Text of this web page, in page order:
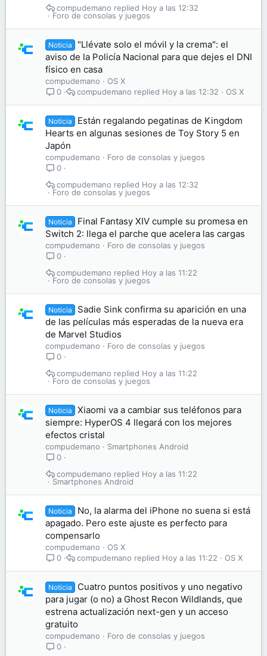
Foro de consolas y juegos
Hoy a las 12:32
compudemano
Noticia
"Llévate solo el móvil y la crema": el
aviso de la Policía Nacional para que dejes el DNI
físico en casa
compudemano
OS X
0
OS X
Hoy a las 12:32
compudemano
Noticia
Están regalando pegatinas de Kingdom
Hearts en algunas sesiones de Toy Story 5 en
Japón
compudemano
Foro de consolas y juegos
0
Foro de consolas y juegos
Hoy a las 12:32
compudemano
Noticia
Final Fantasy XIV cumple su promesa en
Switch 2: llega el parche que acelera las cargas
compudemano
Foro de consolas y juegos
0
Foro de consolas y juegos
Hoy a las 11:22
compudemano
Noticia
Sadie Sink confirma su aparición en una
de las películas más esperadas de la nueva era
de Marvel Studios
compudemano
Foro de consolas y juegos
0
Foro de consolas y juegos
Hoy a las 11:22
compudemano
Noticia
Xiaomi va a cambiar sus teléfonos para
siempre: HyperOS 4 llegará con los mejores
efectos cristal
compudemano
Smartphones Android
0
Smartphones Android
Hoy a las 11:22
compudemano
Noticia
No, la alarma del iPhone no suena si está
apagado. Pero este ajuste es perfecto para
compensarlo
compudemano
OS X
0
OS X
Hoy a las 11:22
compudemano
Noticia
Cuatro puntos positivos y uno negativo
para jugar (o no) a Ghost Recon Wildlands, que
estrena actualización next-gen y un acceso
gratuito
compudemano
Foro de consolas y juegos
0